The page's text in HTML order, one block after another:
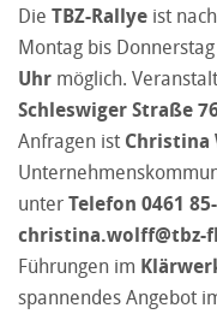
Die TBZ-Rallye ist
Montag bis
Uhr möglich.
Schleswiger Straße
Anfragen ist Christina
unterTelefon 0461
christina.wolff@tbz-
Führungen im
spannendes Angebot